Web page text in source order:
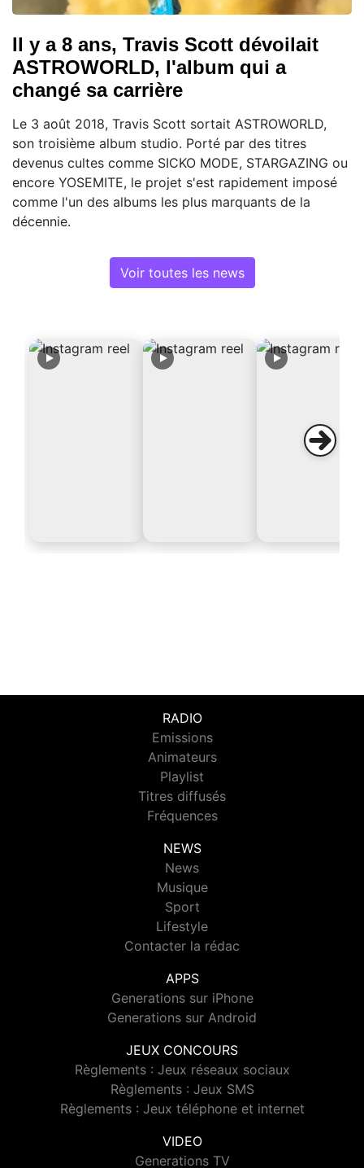
Il y a 8 ans, Travis Scott dévoilait
ASTROWORLD, l'album qui a
changé sa carrière
Le 3 août 2018, Travis Scott sortait ASTROWORLD,
son troisième album studio. Porté par des titres
devenus cultes comme SICKO MODE, STARGAZING ou
encore YOSEMITE, le projet s'est rapidement imposé
comme l'un des albums les plus marquants de la
décennie.
Voir toutes les news
RADIO
Emissions
Animateurs
Playlist
Titres diffusés
Fréquences
NEWS
News
Musique
Sport
Lifestyle
Contacter la rédac
APPS
Generations sur iPhone
Generations sur Android
JEUX CONCOURS
Règlements : Jeux réseaux sociaux
Règlements : Jeux SMS
Règlements : Jeux téléphone et internet
VIDEO
Generations TV